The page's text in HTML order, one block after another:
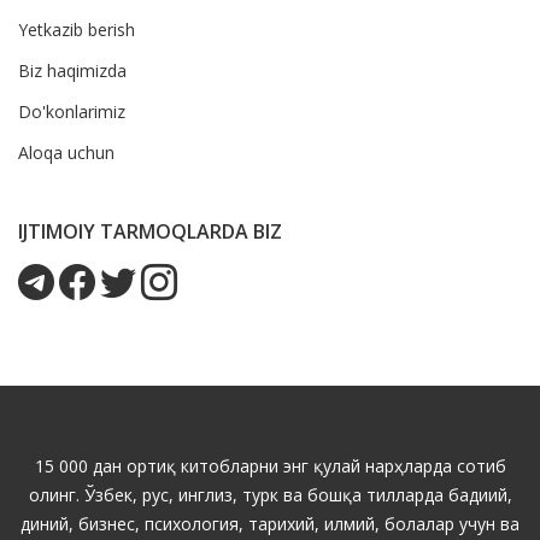
Yetkazib berish
Biz haqimizda
Do'konlarimiz
Aloqa uchun
IJTIMOIY TARMOQLARDA BIZ
15 000 дан ортиқ китобларни энг қулай нарҳларда сотиб
олинг. Ўзбек, рус, инглиз, турк ва бошқа тилларда бадиий,
диний, бизнес, психология, тарихий, илмий, болалар учун ва